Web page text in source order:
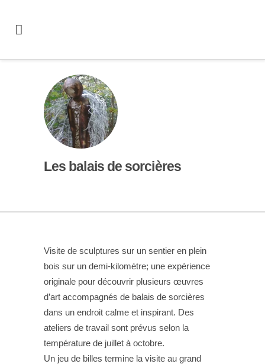
Les balais de sorcières
Visite de sculptures sur un sentier en plein
bois sur un demi-kilomètre; une expérience
originale pour découvrir plusieurs œuvres
d’art accompagnés de balais de sorcières
dans un endroit calme et inspirant. Des
ateliers de travail sont prévus selon la
température de juillet à octobre.
Un jeu de billes termine la visite au grand